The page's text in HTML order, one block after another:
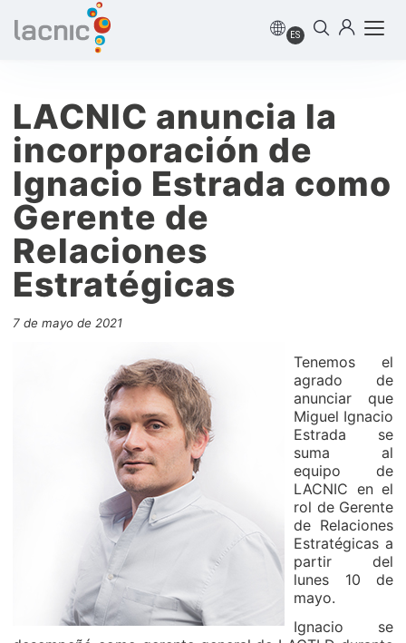
ES
LACNIC anuncia la
incorporación de
Ignacio Estrada como
Gerente de
Relaciones
Estratégicas
7 de mayo de 2021
Tenemos el
agrado de
anunciar que
Miguel Ignacio
Estrada se
suma al
equipo de
LACNIC en el
rol de Gerente
de Relaciones
Estratégicas a
partir del
lunes 10 de
mayo.
Ignacio se